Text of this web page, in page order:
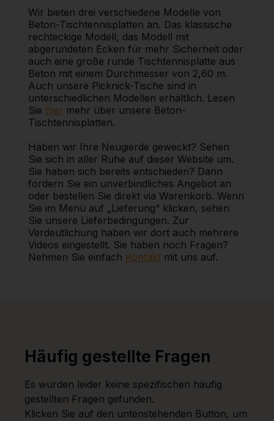
Wir bieten drei verschiedene Modelle von
Beton-Tischtennisplatten an. Das klassische
rechteckige Modell, das Modell mit
abgerundeten Ecken für mehr Sicherheit oder
auch eine große runde Tischtennisplatte aus
Beton mit einem Durchmesser von 2,60 m.
Auch unsere Picknick-Tische sind in
unterschiedlichen Modellen erhältlich. Lesen
Sie hier mehr über unsere Beton-
Tischtennisplatten.
Haben wir Ihre Neugierde geweckt? Sehen
Sie sich in aller Ruhe auf dieser Website um.
Sie haben sich bereits entschieden? Dann
fordern Sie ein unverbindliches Angebot an
oder bestellen Sie direkt via Warenkorb. Wenn
Sie im Menü auf „Lieferung“ klicken, sehen
Sie unsere Lieferbedingungen. Zur
Verdeutlichung haben wir dort auch mehrere
Videos eingestellt. Sie haben noch Fragen?
Nehmen Sie einfach Kontakt mit uns auf.
Häufig gestellte Fragen
Es wurden leider keine spezifischen häufig
gestellten Fragen gefunden.
Klicken Sie auf den untenstehenden Button, um